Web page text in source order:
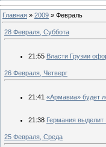
Главная » 2009 » Февраль
28 Февраля, Суббота
21:55 Власти Грузии
26 Февраля, Четверг
21:41 «Армавиа» будет
21:38 Германия выделит
25 Февраля, Среда